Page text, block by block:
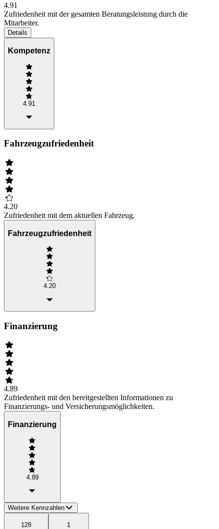
4.91
Zufriedenheit mit der gesamten Beratungsleistung durch die
Mitarbeiter.
Details
Kompetenz
4.91
Fahrzeugzufriedenheit
4.20
Zufriedenheit mit dem aktuellen Fahrzeug.
Fahrzeugzufriedenheit
4.20
Finanzierung
4.89
Zufriedenheit mit den bereitgestellten Informationen zu
Finanzierungs- und Versicherungsmöglichkeiten.
Finanzierung
4.89
Weitere Kennzahlen
128
1